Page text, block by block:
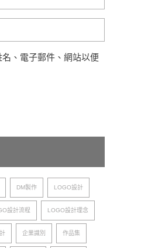
、電子郵件、網站以便
DM製作 LOGO設計
設計流程 LOGO設計理念
企業識別 作品集